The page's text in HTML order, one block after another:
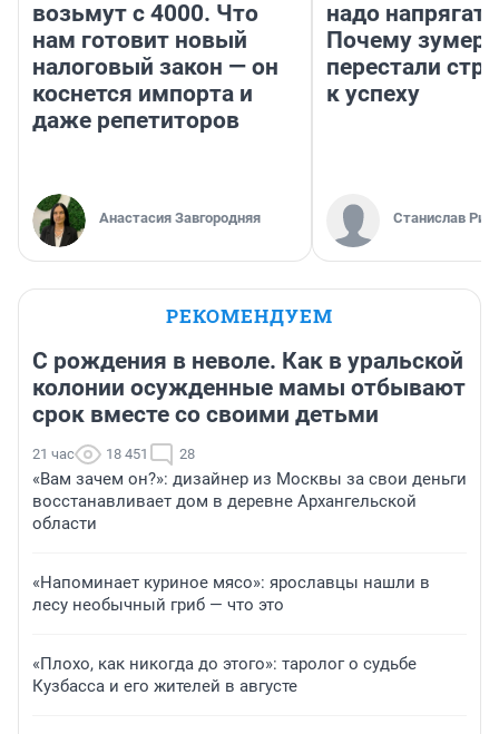
возьмут с 4000. Что
нам готовит новый
налоговый закон — он
коснется импорта и
даже репетиторов
Анастасия Завгородняя
надо
Почему
перестали
к успеху
Станислав
РЕКОМЕНДУЕМ
С рождения в неволе. Как в уральской
колонии осужденные мамы отбывают
срок вместе со своими детьми
21 час 18 451 28
«Вам зачем он?»: дизайнер из Москвы за свои деньги
восстанавливает дом в деревне Архангельской
области
«Напоминает куриное мясо»: ярославцы нашли в
лесу необычный гриб — что это
«Плохо, как никогда до этого»: таролог о судьбе
Кузбасса и его жителей в августе